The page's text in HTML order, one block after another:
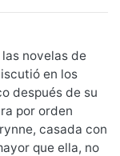
novelas de
en los
después de su
por orden
casada con
que ella, no